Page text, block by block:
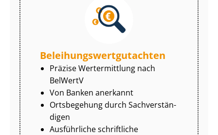
Be­lei­hungs­wert­gut­ach­ten
Präzise Wertermittlung nach
BelWertV
Von Banken anerkannt
Ortsbegehung durch Sach­ver­stän­
di­gen
Ausführliche schriftliche